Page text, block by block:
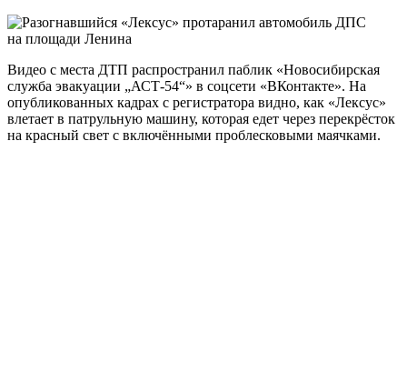
Видео с места ДТП распространил паблик «Новосибирская
служба эвакуации „АСТ-54“» в соцсети «ВКонтакте». На
опубликованных кадрах с регистратора видно, как «Лексус»
влетает в патрульную машину, которая едет через перекрёсток
на красный свет с включёнными проблесковыми маячками.